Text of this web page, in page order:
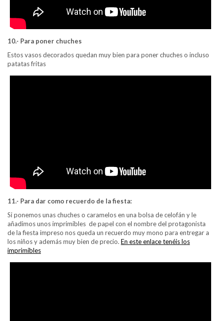
10.- Para poner chuches
Estos vasos decorados quedan muy bien para poner chuches o incluso
patatas fritas
11.- Para dar como recuerdo de la fiesta:
Si ponemos unas chuches o caramelos en una bolsa de celofán y le
añadimos unos imprimibles de papel con el nombre del protagonista
de la fiesta impreso nos queda un recuerdo muy mono para entregar a
los niños y además muy bien de precio. En este enlace tenéis los
imprimibles